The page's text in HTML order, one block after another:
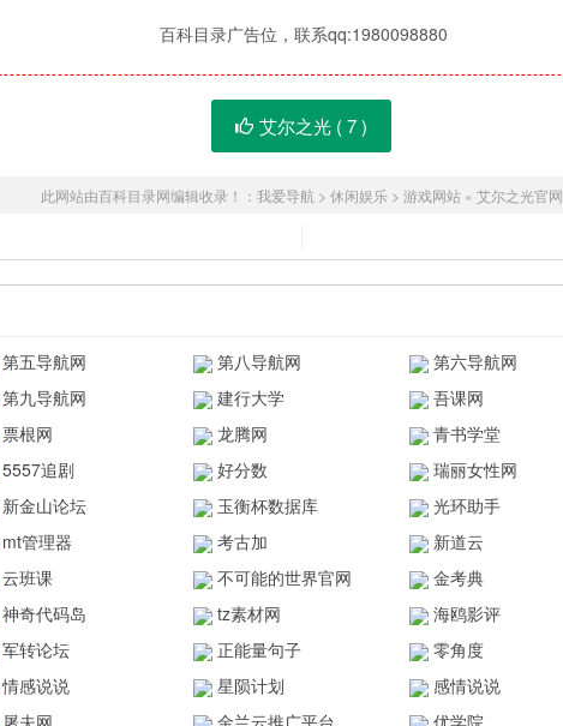
百科目录广告位，联系qq:1980098880
艾尔之光 (7)
此网站由百科目录网编辑收录！： 我爱导航 > 休闲娱乐> 游戏网站» 艾尔之光官网
第五导航网 第八导航网 第六导航网
第九导航网 建行大学 吾课网
票根网 龙腾网 青书学堂
5557追剧 好分数 瑞丽女性网
新金山论坛 玉衡杯数据库 光环助手
mt管理器 考古加 新道云
云班课 不可能的世界官网 金考典
神奇代码岛 tz素材网 海鸥影评
军转论坛 正能量句子 零角度
情感说说 星陨计划 感情说说